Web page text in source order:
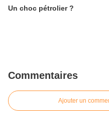
Un choc pétrolier ?
Commentaires
Ajouter un